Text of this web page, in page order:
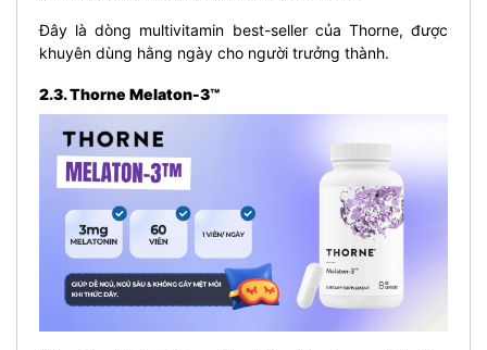
Đây là dòng multivitamin best-seller của Thorne, được
khuyên dùng hằng ngày cho người trưởng thành.
2.3. Thorne Melaton-3™